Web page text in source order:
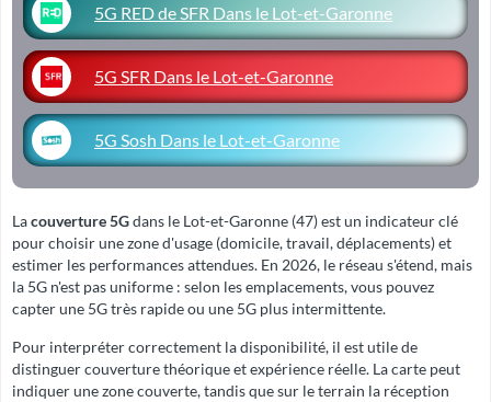
5G RED de SFR Dans le Lot-et-Garonne
5G SFR Dans le Lot-et-Garonne
5G Sosh Dans le Lot-et-Garonne
Lacouverture 5Gdans le Lot-et-Garonne (47) est un indicateur clé
pour choisir une zone d'usage (domicile, travail, déplacements) et
estimer les performances attendues. En 2026, le réseau s'étend, mais
la 5G n'est pas uniforme : selon les emplacements, vous pouvez
capter une 5G très rapide ou une 5G plus intermittente.
Pour interpréter correctement la disponibilité, il est utile de
distinguercouverture théoriqueetexpérience réelle. La carte peut
indiquer une zone couverte, tandis que sur le terrain la réception